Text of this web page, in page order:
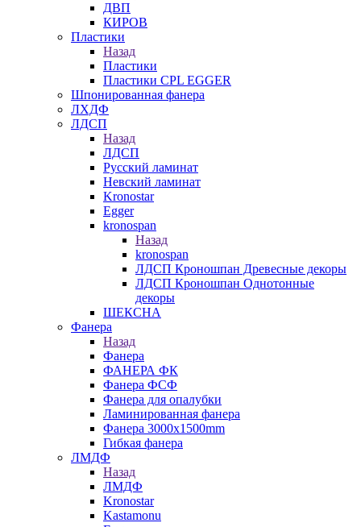
ДВП
КИРОВ
Пластики
Назад
Пластики
Пластики CPL EGGER
Шпонированная фанера
ЛХДФ
ЛДСП
Назад
ЛДСП
Русский ламинат
Невский ламинат
Kronostar
Egger
kronospan
Назад
kronospan
ЛДСП Кроношпан Древесные декоры
ЛДСП Кроношпан Однотонные
декоры
ШЕКСНА
Фанера
Назад
Фанера
ФАНЕРА ФК
Фанера ФСФ
Фанера для опалубки
Ламинированная фанера
Фанера 3000х1500mm
Гибкая фанера
ЛМДФ
Назад
ЛМДФ
Kronostar
Kastamonu